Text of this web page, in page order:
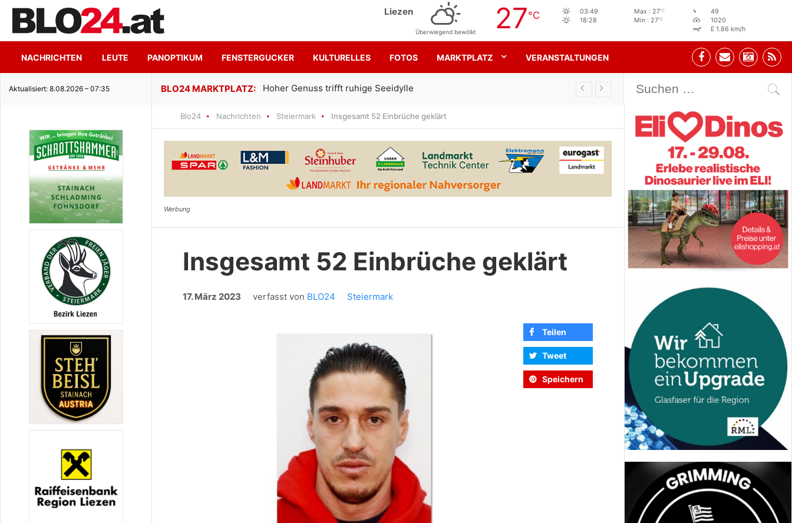
Liezen
Überwiegend bewölkt 27°C
03:49
18:28
Max : 27°C
Min : 27°C
49
1020
E 1.86 km/h
NACHRICHTEN LEUTE PANOPTIKUM FENSTERGUCKER KULTURELLES FOTOS MARKTPLATZ VERANSTALTUNGEN
Aktualisiert: 8.08.2026 – 07:35
trifft ruhige Seeidylle Gemeinsam für den SK Sturm Stehbeisl Stainach
Blo24 Nachrichten Steiermark Insgesamt 52 Einbrüche geklärt
Insgesamt 52 Einbrüche geklärt
17. März 2023 verfasst von BLO24 Steiermark
Teilen
Tweet
Speichern